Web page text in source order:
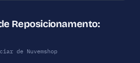
Reposicionamento:
de Nuvemshop